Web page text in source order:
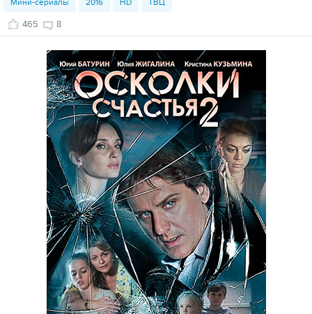
Мини-сериалы 2016 HD ТВЦ
465 8